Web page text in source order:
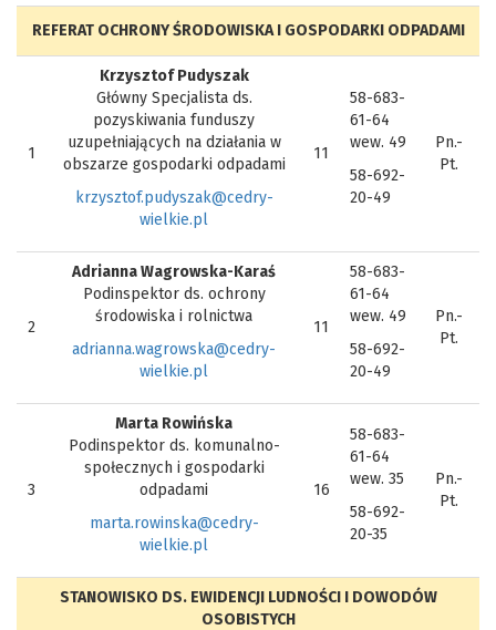
REFERAT OCHRONY ŚRODOWISKA I GOSPODARKI ODPADAMI
1
Krzysztof Pudyszak
Główny Specjalista ds.
pozyskiwania funduszy
uzupełniających na działania w
obszarze gospodarki odpadami
krzysztof.pudyszak@cedry-
wielkie.pl
11
58-683-
61-64
wew. 49
58-692-
20-49
Pn.-
Pt.
2
Adrianna Wagrowska-Karaś
Podinspektor ds. ochrony
środowiska i rolnictwa
adrianna.wagrowska@cedry-
wielkie.pl
11
58-683-
61-64
wew. 49
58-692-
20-49
Pn.-
Pt.
3
Marta Rowińska
Podinspektor ds. komunalno-
społecznych i gospodarki
odpadami
marta.rowinska@cedry-
wielkie.pl
16
58-683-
61-64
wew. 35
58-692-
20-35
Pn.-
Pt.
STANOWISKO DS. EWIDENCJI LUDNOŚCI I DOWODÓW
OSOBISTYCH